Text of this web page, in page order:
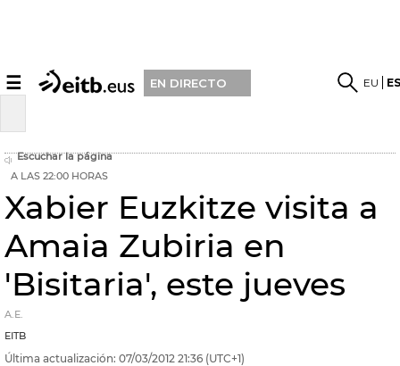
☰ EN DIRECTO EU
Escuchar la página
A LAS 22:00 HORAS
Xabier Euzkitze visita a
Amaia Zubiria en
'Bisitaria', este jueves
A.E.
EITB
Última actualización: 07/03/2012 21:36 (UTC+1)